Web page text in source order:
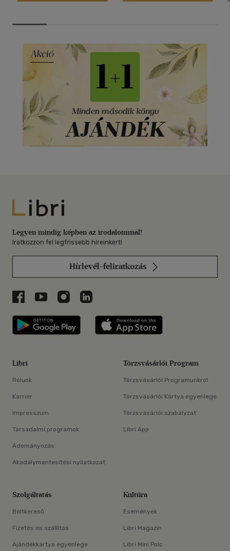
Libri
Legyen mindig képben az irodalommal!
Iratkozzon fel legfrissebb híreinkért!
Hírlevél-feliratkozás
Libri a Facebookon
Libri a Youtube-on
Libri az Instagramon
Libri a LinkedInen
Libri applikáció Szerezd meg: Google
Libri
Rólunk
Karrier
Impresszum
Társadalmi programok
Adományozás
Akadálymentesítési nyilatkozat
Törzsvásárlói Program
Törzsvásárlói Programunkról
Törzsvásárlói Kártya egyenlege
Törzsvásárlói szabályzat
Libri App
Szolgáltatás
Boltkereső
Fizetés és szállítás
Ajándékkártya egyenlege
Kultúra
Események
Libri Magazin
Libri Mini Polc